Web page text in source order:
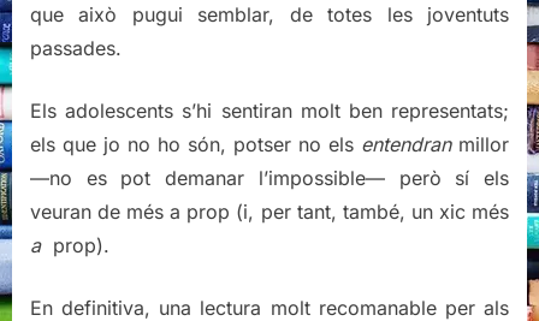
que això pugui semblar, de totes les joventuts
passades.
Els adolescents s’hi sentiran molt ben representats;
els que jo no ho són, potser no els entendranmillor
—no es pot demanar l’impossible— però sí els
veuran de més a prop (i, per tant, també, un xic més
a prop).
En definitiva, una lectura molt recomanable per als